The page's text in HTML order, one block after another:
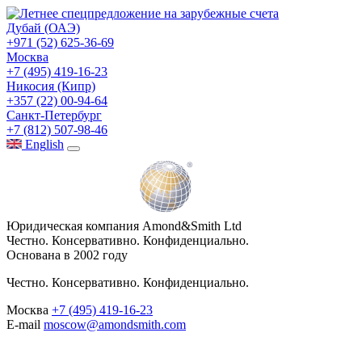
Дубай (ОАЭ)
+971 (52) 625-36-69
Москва
+7 (495) 419-16-23
Никосия (Кипр)
+357 (22) 00-94-64
Санкт-Петербург
+7 (812) 507-98-46
English
Юридическая компания Amond&Smith Ltd
Честно. Консервативно. Конфиденциально.
Основана в 2002 году
Честно. Консервативно. Конфиденциально.
Москва +7 (495) 419-16-23
E-mail moscow@amondsmith.com